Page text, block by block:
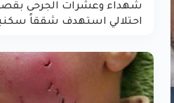
شهداء وعشرات الجرحى
احتلالي استهدف شققاً